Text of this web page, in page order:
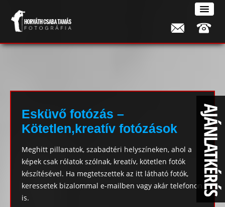
Esküvő fotózás –
Kötetlen,kreatív fotózások
Meghitt pillanatok, szabadtéri helyszíneken, ahol a
képek csak rólatok szólnak, kreatív, kötetlen fotók
készítésével. Ha megtetszettek az itt látható fotók,
keressetek bizalommal e-mailben vagy akár telefonon
is.